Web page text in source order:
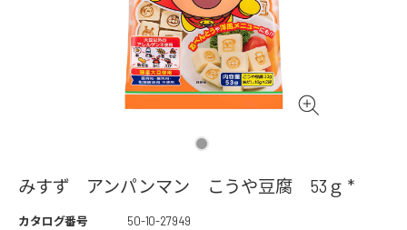
みすず アンパンマン こうや豆腐 53ｇ *
カタログ番号
50-10-27949